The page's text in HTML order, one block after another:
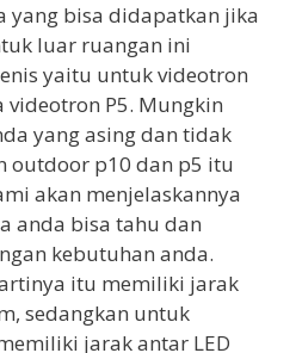
yang bisa didapatkan jika
luar ruangan ini
yaitu untuk videotron
P5. Mungkin
yang asing dan tidak
outdoor p10 dan p5 itu
akan menjelaskannya
anda bisa tahu dan
kebutuhan anda.
itu memiliki jarak
sedangkan untuk
jarak antar LED